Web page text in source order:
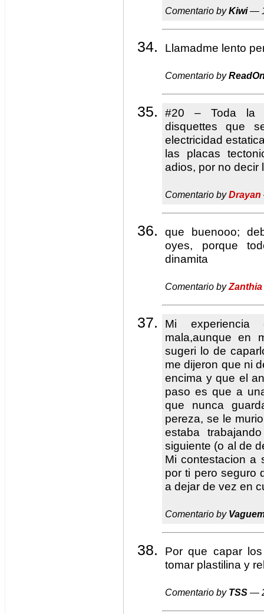
Comentario byKiwi— 1
Llamadme lento
Comentario by
#20 – Toda la
disquettes que
electricidad
las placas
adios, por no decir
Comentario byDrayan
que buenooo;
oyes, porque
dinamita
Comentario byZanthia
Mi
mala,aunque en
sugeri lo de
me dijeron que ni
encima y que el
paso es que a
que nunca
pereza, se le
estaba
siguiente (o al de
Mi contestacion a
por ti pero seguro
a dejar de vez en
Comentario by
Por que capar
tomar plastilina y
Comentario by TSS —